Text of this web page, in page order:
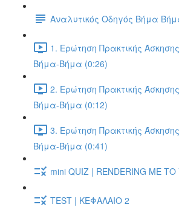
Αναλυτικός Οδηγός Βήμα
1. Ερώτηση Πρακτικής
Βήμα-Βήμα (0:26)
2. Ερώτηση Πρακτικής
Βήμα-Βήμα (0:12)
3. Ερώτηση Πρακτικής
Βήμα-Βήμα (0:41)
mini QUIZ | RENDERING ΜΕ ΤΟ
TEST | ΚΕΦΑΛΑΙΟ 2